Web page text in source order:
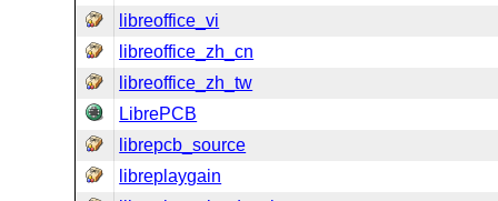
libreoffice_vi
libreoffice_zh_cn
libreoffice_zh_tw
LibrePCB
librepcb_source
libreplaygain